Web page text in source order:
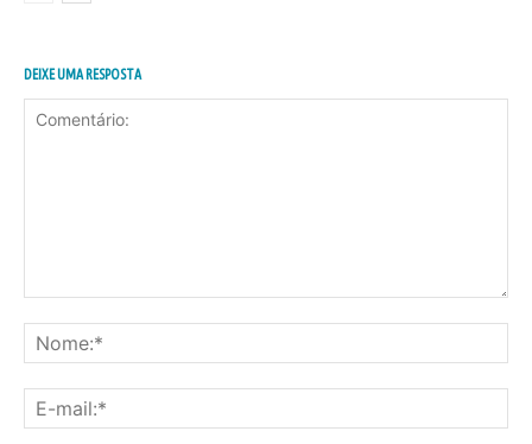
DEIXE UMA RESPOSTA